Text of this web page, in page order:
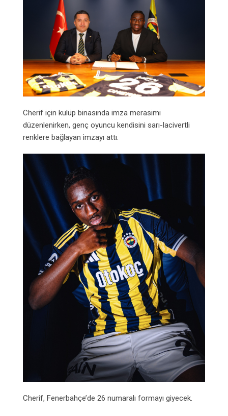
Cherif için kulüp binasında imza merasimi
düzenlenirken, genç oyuncu kendisini sarı-lacivertli
renklere bağlayan imzayı attı.
Cherif, Fenerbahçe’de 26 numaralı formayı giyecek.